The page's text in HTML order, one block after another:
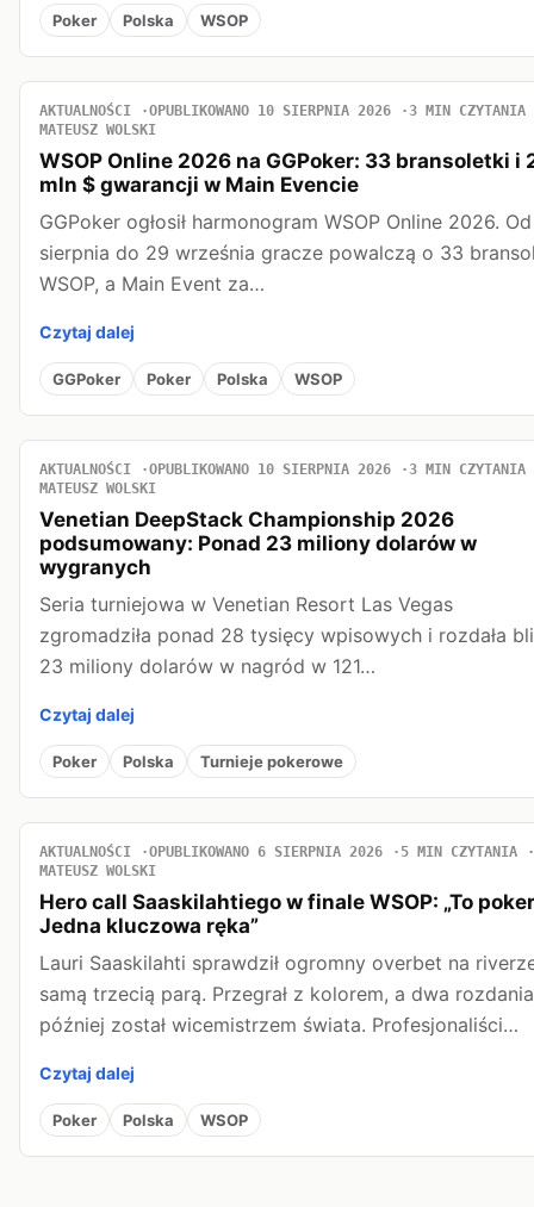
Poker Polska WSOP
AKTUALNOŚCI OPUBLIKOWANO 10 SIERPNIA 2026
3 MIN CZYTANIA
MATEUSZ WOLSKI
WSOP Online 2026 na GGPoker: 33 bransoletki i
mln $ gwarancji w Main Evencie
GGPoker ogłosił harmonogram WSOP Online 2026.
sierpnia do 29 września gracze powalczą o 33
WSOP, a Main Event za…
Czytaj dalej
GGPoker Poker Polska WSOP
AKTUALNOŚCI OPUBLIKOWANO 10 SIERPNIA 2026
3 MIN CZYTANIA
MATEUSZ WOLSKI
Venetian DeepStack Championship 2026
podsumowany: Ponad 23 miliony dolarów w
wygranych
Seria turniejowa w Venetian Resort Las Vegas
zgromadziła ponad 28 tysięcy wpisowych i rozdała
23 miliony dolarów w nagród w 121…
Czytaj dalej
Poker Polska Turnieje pokerowe
AKTUALNOŚCI OPUBLIKOWANO 6 SIERPNIA 2026
5 MIN CZYTANIA
MATEUSZ WOLSKI
Hero call Saaskilahtiego w finale WSOP: „To
Jedna kluczowa ręka”
Lauri Saaskilahti sprawdził ogromny overbet na
samą trzecią parą. Przegrał z kolorem, a dwa rozdania
później został wicemistrzem świata. Profesjonaliści…
Czytaj dalej
Poker Polska WSOP